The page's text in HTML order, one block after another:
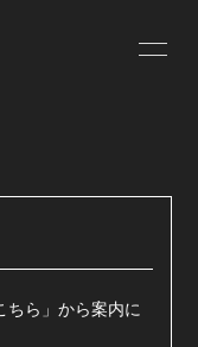
ちら」から案内に